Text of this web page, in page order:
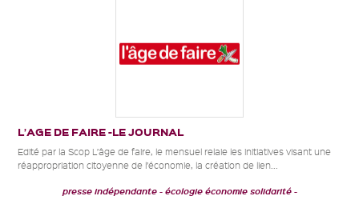
L’AGE DE FAIRE -LE JOURNAL
Edité par la Scop L’âge de faire, le mensuel relaie les initiatives visant une
réappropriation citoyenne de l’économie, la création de lien...
presse indépendante écologie économie solidarité